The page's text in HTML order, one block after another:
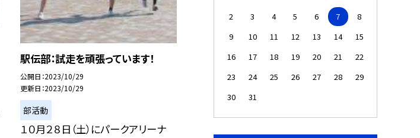
駅伝部：試走を頑張っています！
公開日 2023/10/29
更新日 2023/10/29
部活動
１０月２８日（土）にパークアリーナ
2
3 4 5 6 7
8
9
10 11 12 13 14
15
16
17 18 19 20 21
22
23
24 25 26 27 28
29
30
31